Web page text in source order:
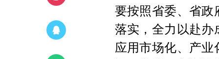
要按照省委、省政
落实，全力以赴办
应用市场化、产